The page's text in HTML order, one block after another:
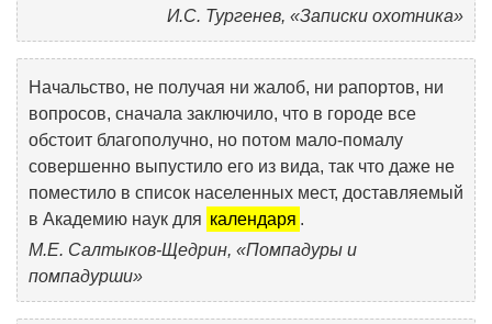
И.С. Тургенев, «Записки охотника»
Начальство, не получая ни жалоб, ни рапортов, ни
вопросов, сначала заключило, что в городе все
обстоит благополучно, но потом мало-помалу
совершенно выпустило его из вида, так что даже не
поместило в список населенных мест, доставляемый
в Академию наук для календаря .
М.Е. Салтыков-Щедрин, «Помпадуры и
помпадурши»